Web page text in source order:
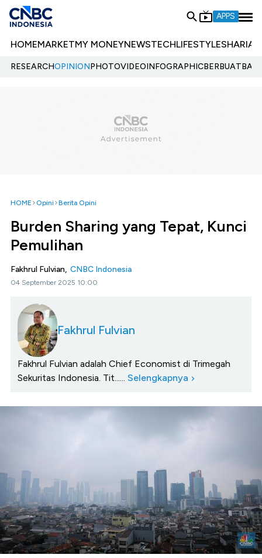
APPS
HOMEMARKETMY MONEYNEWSTECHLIFESTYLESHARIA
RESEARCHOPINIONPHOTOVIDEOINFOGRAPHIC
HOME Opini Berita Opini
Burden Sharing yang Tepat, Kunci
Pemulihan
Fakhrul Fulvian, CNBC Indonesia
04 September 2025 10:00
Fakhrul Fulvian
Fakhrul Fulvian adalah Chief Economist di Trimegah
Sekuritas Indonesia. Tit...... Selengkapnya